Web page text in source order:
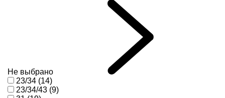
Не выбрано
23/34 (14)
23/34/43 (9)